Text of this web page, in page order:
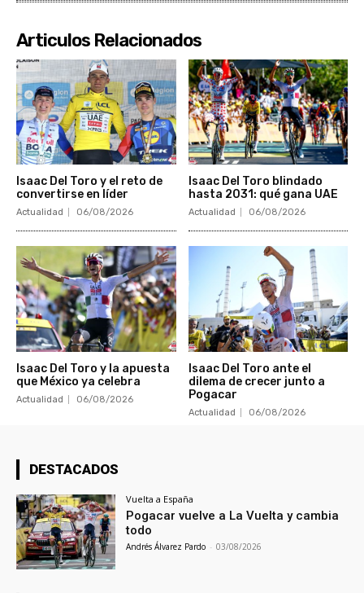
Articulos Relacionados
Isaac Del Toro y el reto de
convertirse en líder
Actualidad 06/08/2026
Isaac Del Toro blindado
hasta 2031: qué gana UAE
Actualidad 06/08/2026
Isaac Del Toro y la apuesta
que México ya celebra
Actualidad 06/08/2026
Isaac Del Toro ante el
dilema de crecer junto a
Pogacar
Actualidad 06/08/2026
DESTACADOS
Vuelta a España
Pogacar vuelve a La Vuelta y cambia
todo
Andrés Álvarez Pardo - 03/08/2026